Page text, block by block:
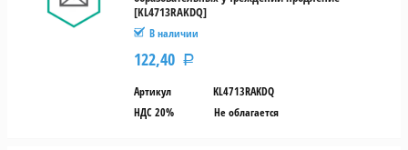
[KL4713RAKDQ]
В наличии
122,40 Р
Артикул
KL4713RAKDQ
НДС 20%
Не облагается